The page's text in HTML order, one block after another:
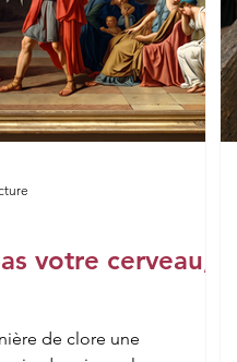
votre cerveau,
de clore une